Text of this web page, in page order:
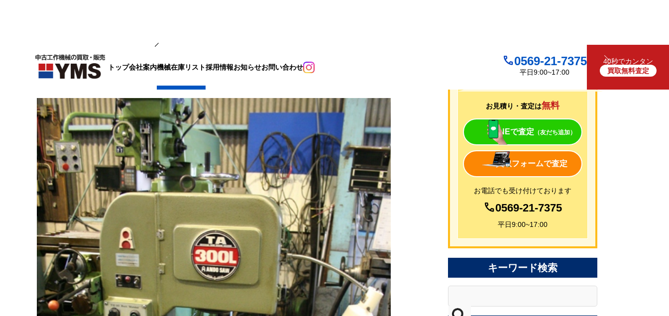
トップ会社案内機械在庫リスト採用情報お知らせお問い合わせ 0569-21-7375
平日9:00~17:00
40秒でカンタン
買取無料査定
コンターマシン 買取について
お見積り・査定は無料
LINEで査定 （友だち追加）
買取フォームで査定
お電話でも受け付けております
0569-21-7375
平日9:00~17:00
キーワード検索